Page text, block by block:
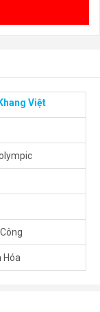
Việt
Hóa